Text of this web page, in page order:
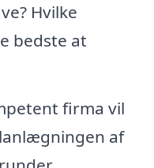
Hvilke
bedste at
firma vil
af